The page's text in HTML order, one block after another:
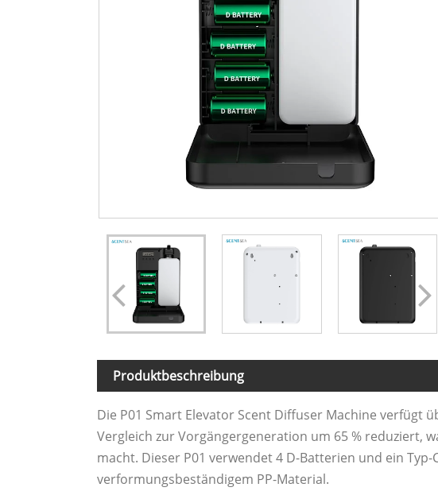
Produktbeschreibung
Die P01 Smart Elevator Scent Diffuser Machine
Vergleich zur Vorgängergeneration um 65 % reduziert,
macht. Dieser P01 verwendet 4 D-Batterien und ein
verformungsbeständigem PP-Material.